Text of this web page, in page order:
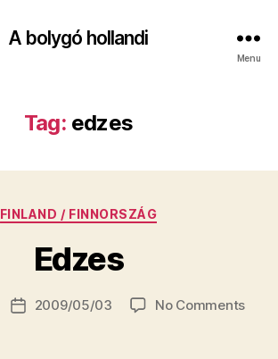
A bolygó hollandi
Menu
Tag: edzes
Categories
FINLAND / FINNORSZÁG
Edzes
Post2009/05/03 No Commentson